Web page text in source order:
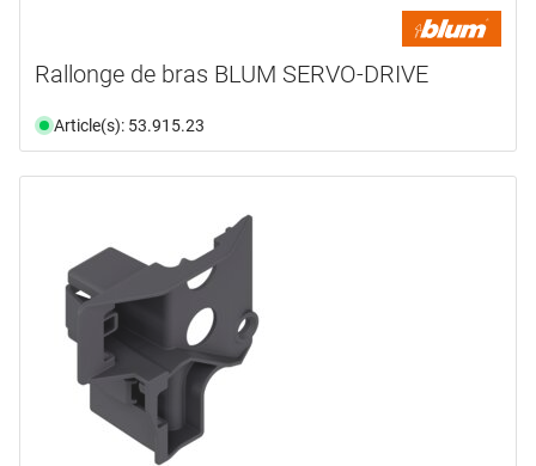
Rallonge de bras BLUM SERVO-DRIVE
Article(s): 53.915.23